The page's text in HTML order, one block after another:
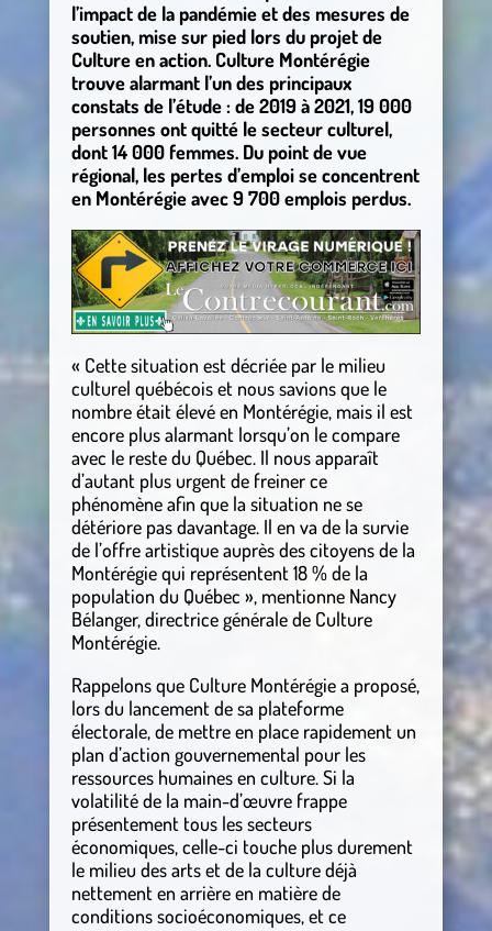
l’impact de la pandémie et des mesures de
soutien, mise sur pied lors du projet de
Culture en action. Culture Montérégie
trouve alarmant l’un des principaux
constats de l’étude : de 2019 à 2021, 19 000
personnes ont quitté le secteur culturel,
dont 14 000 femmes. Du point de vue
régional, les pertes d’emploi se concentrent
en Montérégie avec 9 700 emplois perdus.
« Cette situation est décriée par le milieu
culturel québécois et nous savions que le
nombre était élevé en Montérégie, mais il est
encore plus alarmant lorsqu’on le compare
avec le reste du Québec. Il nous apparaît
d’autant plus urgent de freiner ce
phénomène afin que la situation ne se
détériore pas davantage. Il en va de la survie
de l’offre artistique auprès des citoyens de la
Montérégie qui représentent 18 % de la
population du Québec », mentionne Nancy
Bélanger, directrice générale de Culture
Montérégie.
Rappelons que Culture Montérégie a proposé,
lors du lancement de sa plateforme
électorale, de mettre en place rapidement un
plan d’action gouvernemental pour les
ressources humaines en culture. Si la
volatilité de la main-d’œuvre frappe
présentement tous les secteurs
économiques, celle-ci touche plus durement
le milieu des arts et de la culture déjà
nettement en arrière en matière de
conditions socioéconomiques, et ce